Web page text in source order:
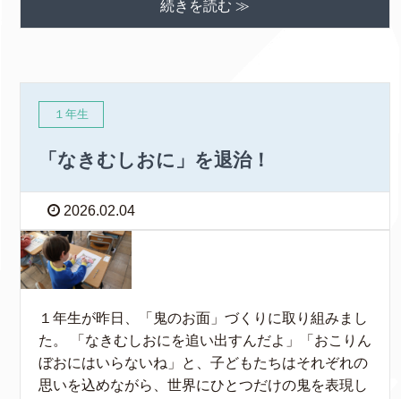
続きを読む ≫
１年生
「なきむしおに」を退治！
2026.02.04
１年生が昨日、「鬼のお面」づくりに取り組みまし
た。 「なきむしおにを追い出すんだよ」「おこりん
ぼおにはいらないね」と、子どもたちはそれぞれの
思いを込めながら、世界にひとつだけの鬼を表現し